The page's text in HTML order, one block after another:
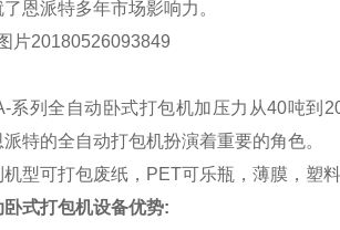
恩派特多年市场影响力。
系列全自动卧式打包机加压力从40吨到
特的全自动打包机扮演着重要的角色。
型可打包废纸， PET可乐瓶，薄膜，塑
卧式打包机设备优势: